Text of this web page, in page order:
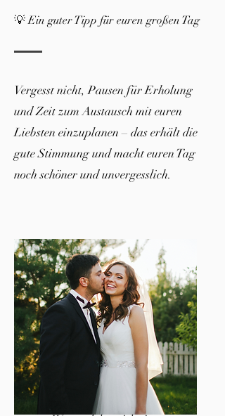
💡 Ein guter Tipp für euren großen Tag
Vergesst nicht, Pausen für Erholung
und Zeit zum Austausch mit euren
Liebsten einzuplanen – das erhält die
gute Stimmung und macht euren Tag
noch schöner und unvergesslich.